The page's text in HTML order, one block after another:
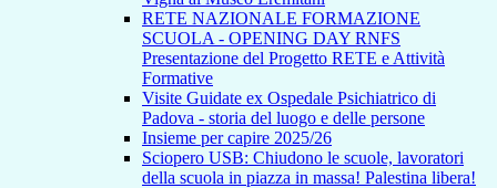
RETE NAZIONALE FORMAZIONE
SCUOLA - OPENING DAY RNFS
Presentazione del Progetto RETE e Attività
Formative
Visite Guidate ex Ospedale Psichiatrico di
Padova - storia del luogo e delle persone
Insieme per capire 2025/26
Sciopero USB: Chiudono le scuole, lavoratori
della scuola in piazza in massa! Palestina libera!